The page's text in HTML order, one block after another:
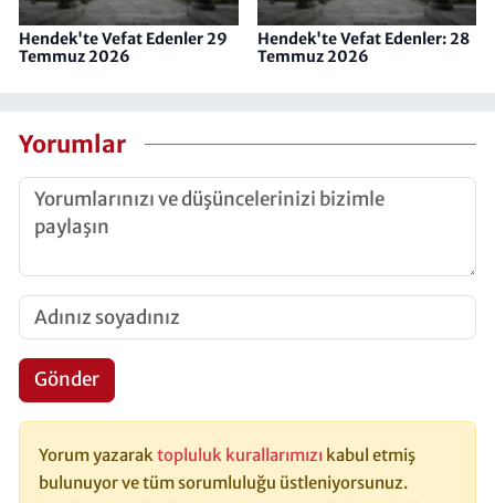
Hendek'te Vefat Edenler 29
Temmuz 2026
Hendek'te Vefat Edenler: 28
Temmuz 2026
Yorumlar
Gönder
Yorum yazarak topluluk kurallarımızı kabul etmiş
bulunuyor ve tüm sorumluluğu üstleniyorsunuz.